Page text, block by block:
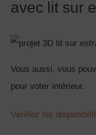
avec lit sur
Vous aussi, vous
pour voter intérieur.
Vérifiez les